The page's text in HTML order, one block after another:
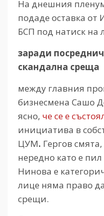
На днешния
подаде оставка
БСП под натиск на
заради
скандална среща
между главния
бизнесмена Сашо
ясно, че се е
инициатива в
ЦУМ. Гергов
нередно като е
Нинова е
лице няма право
срещи.